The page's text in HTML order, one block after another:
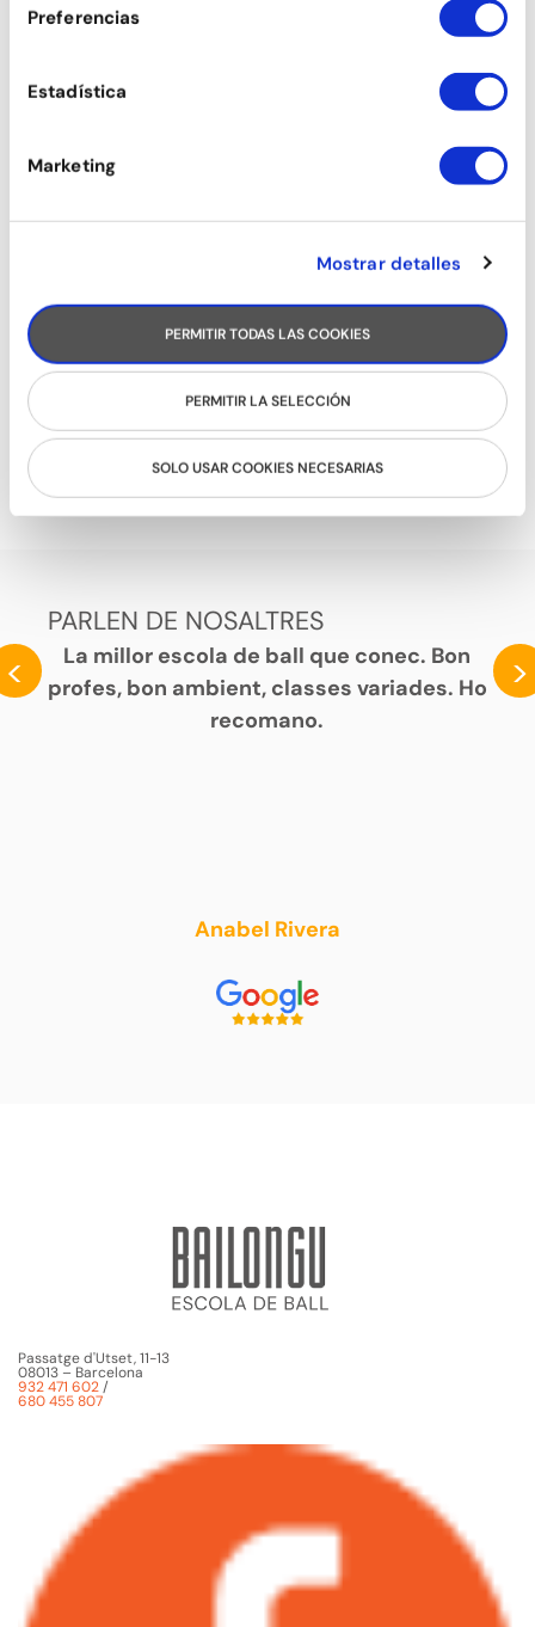
Preferencias
Estadística
Marketing
Mostrar detalles
PERMITIR TODAS LAS COOKIES
PERMITIR LA SELECCIÓN
SOLO USAR COOKIES NECESARIAS
SON
PARLEN DE NOSALTRES
<
La millor escola de ball que conec. Bon
profes, bon ambient, classes variades. Ho
recomano.
Anabel Rivera
>
Passatge d'Utset, 11-13
08013 – Barcelona
932 471 602/
680 455 807